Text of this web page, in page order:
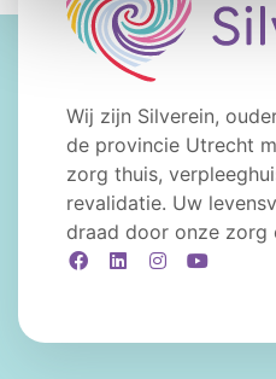
Wij zijn Silverein,
de provincie Utrecht
zorg thuis,
revalidatie. Uw
draad door onze zorg
FacebookLinkedInInstagram